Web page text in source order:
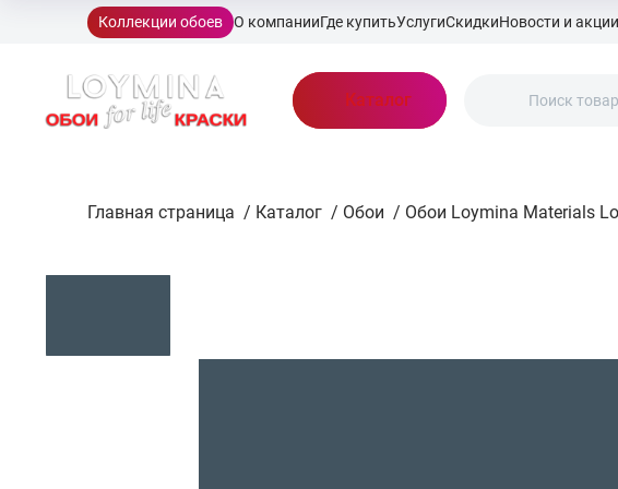
Коллекции обоев О компанииГде купитьУслугиСкидкиНовости и акции
Каталог
Главная страница / Каталог / Обои / Обои Loymina Materials